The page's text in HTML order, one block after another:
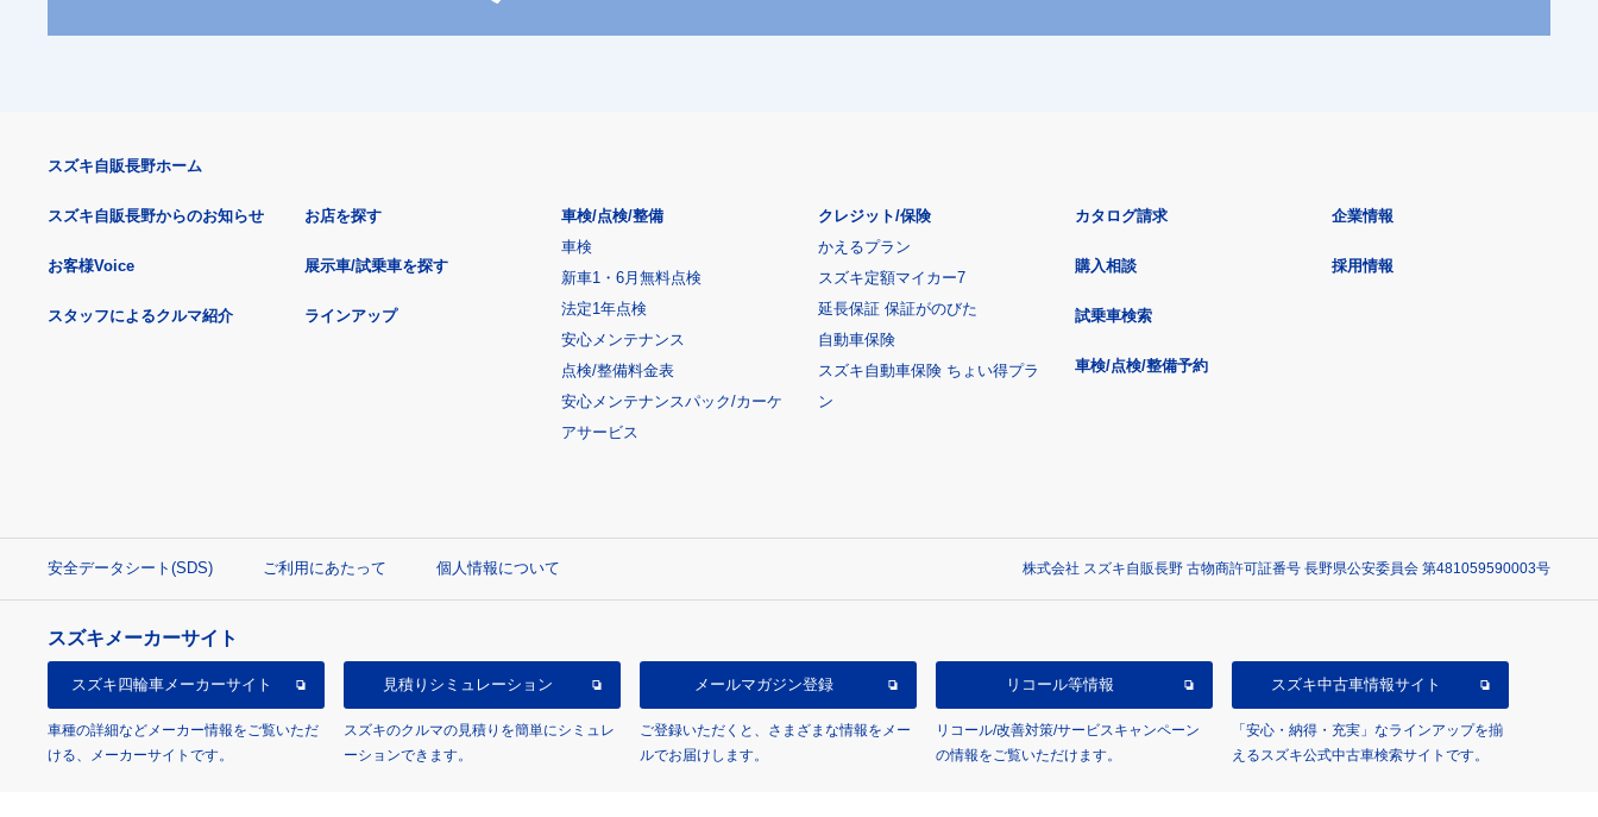
スズキ自販長野ホーム
スズキ自販長野からのお知らせ
お客様Voice
スタッフによるクルマ紹介
お店を探す
展示車/試乗車を探す
ラインアップ
車検/点検/整備
車検
新車1・6月無料点検
法定1年点検
安心メンテナンス
点検/整備料金表
安心メンテナンスパック/カーケ
アサービス
クレジット/保険
かえるプラン
スズキ定額マイカー7
延長保証 保証がのびた
自動車保険
スズキ自動車保険 ちょい得プラ
ン
カタログ請求
購入相談
試乗車検索
車検/点検/整備予約
企業情報
採用情報
安全データシート(SDS) ご利用にあたって 個人情報について 株式会社 スズキ自販長野 古物商許可証番号 長野県公安委員会 第481059590003号
スズキメーカーサイト
スズキ四輪車メーカーサイト
車種の詳細などメーカー情報をご覧いただ
ける、メーカーサイトです。
見積り シミュレーション
スズキのクルマの見積りを簡単にシミュレ
ーションできます。
メールマガジン登録
ご登録いただくと、さまざまな情報をメー
ルでお届けします。
リコール等情報
リコール/改善対策/サービスキャンペーン
の情報をご覧いただけます。
スズキ中古車情報サイト
「安心・納得・充実」なラインアップを揃
えるスズキ公式中古車検索サイトです。